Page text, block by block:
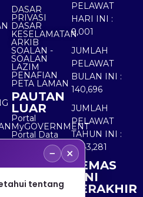
DASAR
PRIVASI
DASAR
KESELAMATAN
ARKIB
SOALAN -
SOALAN
LAZIM
PENAFIAN
PETA LAMAN
PAUTAN
LUAR
Portal
MyGOVERNMENT
Portal Data
Terbuka
Sektor Awam
PELAWAT
HARI INI :
9,001
JUMLAH
PELAWAT
BULAN INI :
140,696
JUMLAH
PELAWAT
TAHUN INI :
5,543,281
KEMAS
KINI
TERAKHIR
− ×
tentang